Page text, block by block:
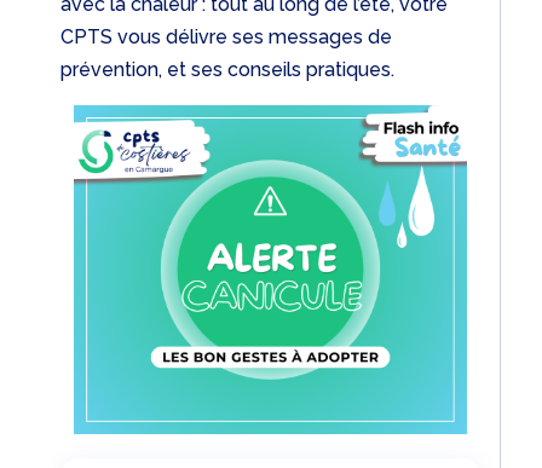
CPTS vous délivre ses messages de
prévention, et ses conseils pratiques.